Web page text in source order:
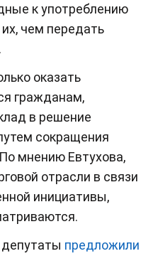
к употреблению
чем передать
оказать
гражданам,
в решение
сокращения
мнению Евтухова,
отрасли в связи
инициативы,
предложили